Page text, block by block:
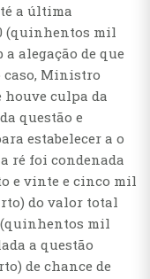
a última
(quinhentos mil
alegação de que
caso, Ministro
houve culpa da
questão e
estabelecer a o
ré foi condenada
e vinte e cinco mil
do valor total
(quinhentos mil
a questão
de chance de